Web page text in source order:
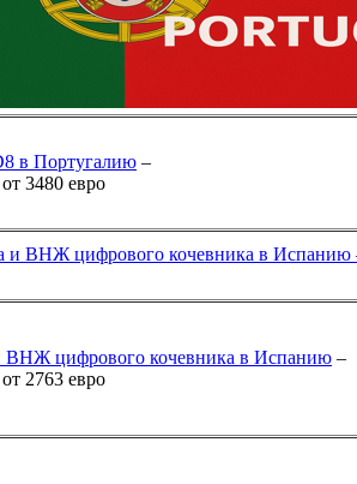
в Португалию –
3480 евро
ВНЖ цифрового кочевника в Испанию –
2763 евро